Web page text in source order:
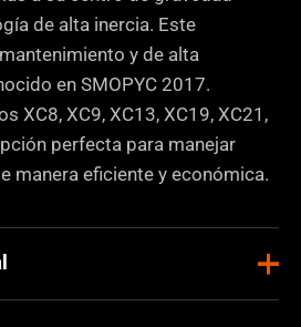
de alta inercia. Este
y de alta
en SMOPYC 2017.
XC8, XC9, XC13, XC19, XC21,
perfecta para manejar
manera eficiente y económica.